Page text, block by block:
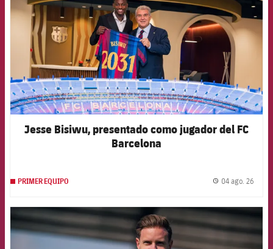
Jesse Bisiwu, presentado como jugador del FC
Barcelona
PRIMER EQUIPO 04 ago. 26
FCB Barcelona badge